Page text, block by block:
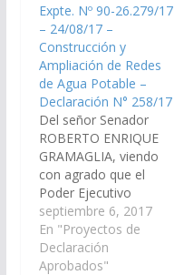
Norte S.A, la pronta
concreción de la obra
denominada:"Construc
ción y Ampliación de
las Redes de Agua
Potable…
Expte. Nº 90-26.279/17
– 24/08/17 –
Construcción y
Ampliación de Redes
de Agua Potable –
Declaración N° 258/17
Del señor Senador
ROBERTO ENRIQUE
GRAMAGLIA, viendo
con agrado que el
Poder Ejecutivo
Provincial, lleve a cabo
las acciones tendientes
para la inclusión en el
Plan de Trabajos
septiembre 6, 2017
En "Proyectos de
Declaración
Aprobados"